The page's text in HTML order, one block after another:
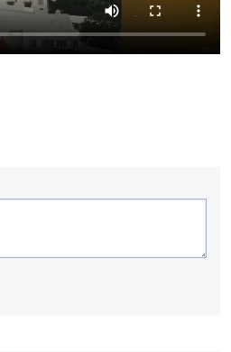
THÀNH THÀNH PHỐ TRỰC THUỘC